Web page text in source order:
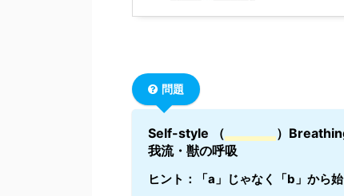
問題
Self-style （
）
我流・獣の呼吸
ヒント：「a」じゃなく「b」から始